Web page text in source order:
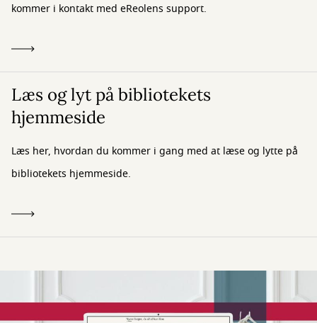
kommer i kontakt med eReolens support.
Læs og lyt på bibliotekets
hjemmeside
Læs her, hvordan du kommer i gang med at læse og lytte på
bibliotekets hjemmeside.